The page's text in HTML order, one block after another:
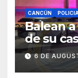
CANCÚN
Balean
de su
6 DE